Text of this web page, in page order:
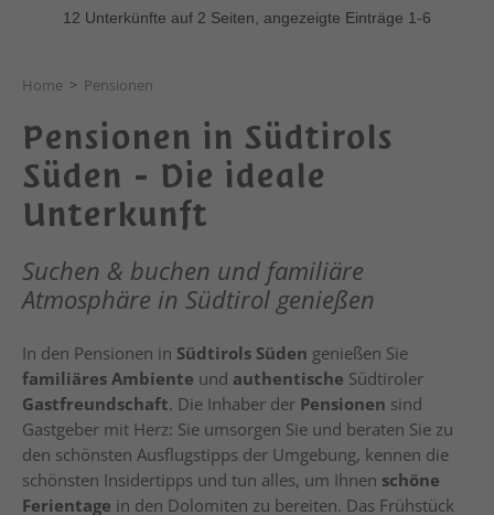
Home > Pensionen
Pensionen in Südtirols
Süden - Die ideale
Unterkunft
Suchen & buchen und familiäre
Atmosphäre in Südtirol genießen
In den Pensionen in Südtirols Süden genießen Sie
familiäres Ambiente und authentische Südtiroler
Gastfreundschaft. Die Inhaber der Pensionen sind
Gastgeber mit Herz: Sie umsorgen Sie und beraten Sie zu
den schönsten Ausflugstipps der Umgebung, kennen die
schönsten Insidertipps und tun alles, um Ihnen schöne
Ferientage in den Dolomiten zu bereiten. Das Frühstück